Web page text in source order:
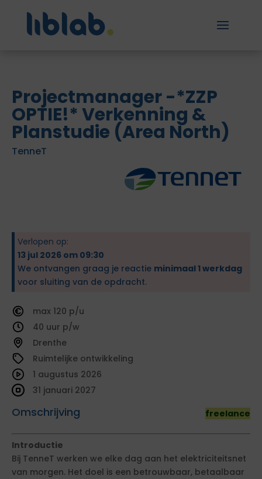
Projectmanager -*ZZP
OPTIE!* Verkenning &
Planstudie (Area North)
TenneT
Verlopen op:
13 jul 2026 om 09:30
We ontvangen graag je reactie minimaal 1 werkdag
voor sluiting van de opdracht.
120
40
Drenthe
Ruimtelijke ontwikkeling
Omschrijving freelance
1 augustus 2026
31 januari 2027
Introductie
Bij TenneT werken we elke dag aan het elektriciteitsnet
van morgen. Het doel is een betrouwbaar, betaalbaar